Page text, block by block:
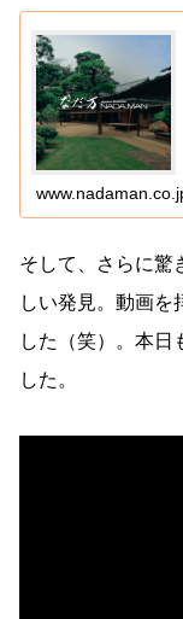
そして、さらに驚
しい発見。動画を
した（笑）。本日
した。